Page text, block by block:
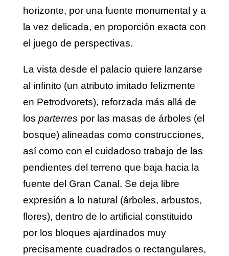
horizonte, por una fuente monumental y a
la vez delicada, en proporción exacta con
el juego de perspectivas.
La vista desde el palacio quiere lanzarse
al infinito (un atributo imitado felizmente
en Petrodvorets), reforzada más allá de
los parterres por las masas de árboles (el
bosque) alineadas como construcciones,
así como con el cuidadoso trabajo de las
pendientes del terreno que baja hacia la
fuente del Gran Canal. Se deja libre
expresión a lo natural (árboles, arbustos,
flores), dentro de lo artificial constituido
por los bloques ajardinados muy
precisamente cuadrados o rectangulares,